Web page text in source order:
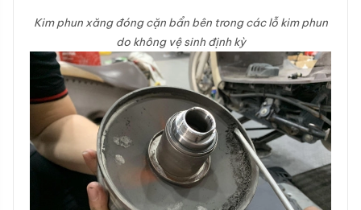
Kim phun xăng đóng cặn bẩn bên trong các lỗ kim phun
do không vệ sinh định kỳ